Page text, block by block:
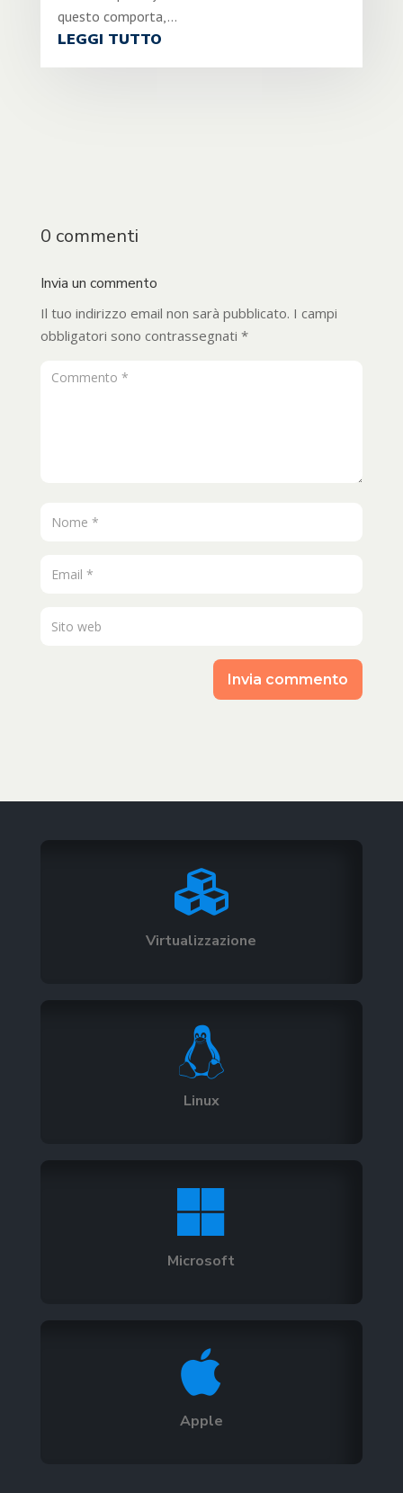
questo comporta,...
LEGGI TUTTO
0 commenti
Invia un commento
Il tuo indirizzo email non sarà pubblicato. I campi
obbligatori sono contrassegnati *
Invia commento

Virtualizzazione

Linux

Microsoft

Apple